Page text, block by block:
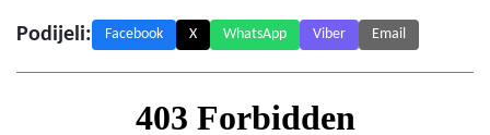
Podijeli: Facebook X WhatsApp Viber Email